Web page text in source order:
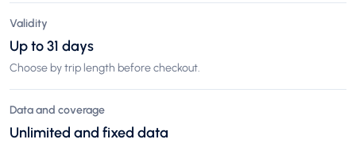
Validity
Up to 31 days
Choose by trip length before checkout.
Data and coverage
Unlimited and fixed data